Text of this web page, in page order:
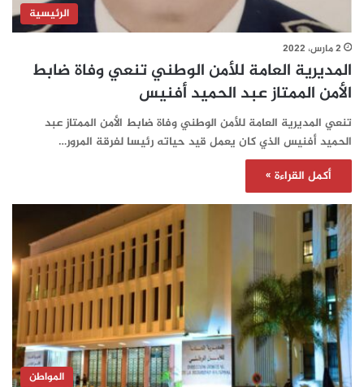
الرئيسية
2 مارس، 2022
المديرية العامة للأمن الوطني تنعي وفاة ضابط
الأمن الممتاز عبد الحميد أفنيس
تنعي المديرية العامة للأمن الوطني وفاة ضابط الأمن الممتاز عبد
الحميد أفنيس الذي كان يعمل قيد حياته رئيسا لفرقة المرور…
أكمل القراءة »
المواطن